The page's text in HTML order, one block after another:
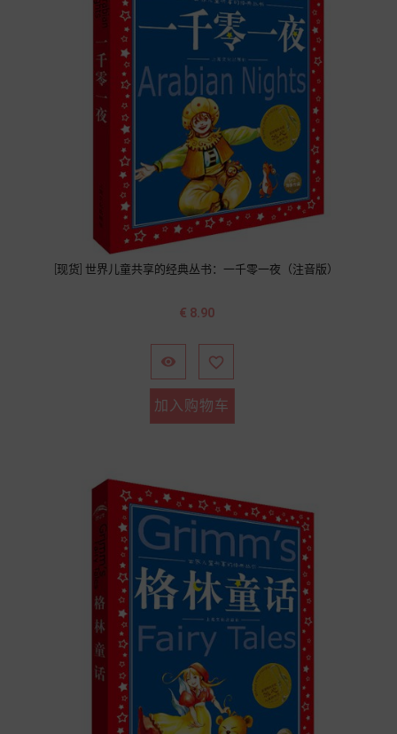
[现货] 世界儿童共享的经典丛书：一千零一夜（注音版）
价
€ 8.90
 
加入购物车